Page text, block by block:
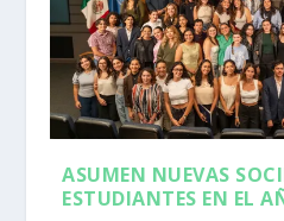
ASUMEN NUEVAS
ESTUDIANTES EN EL